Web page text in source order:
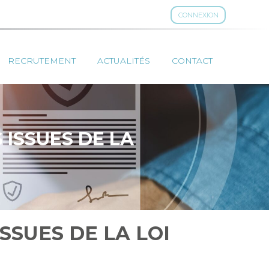
CONNEXION
RECRUTEMENT ACTUALITÉS CONTACT
DE LA
DE LA LOI